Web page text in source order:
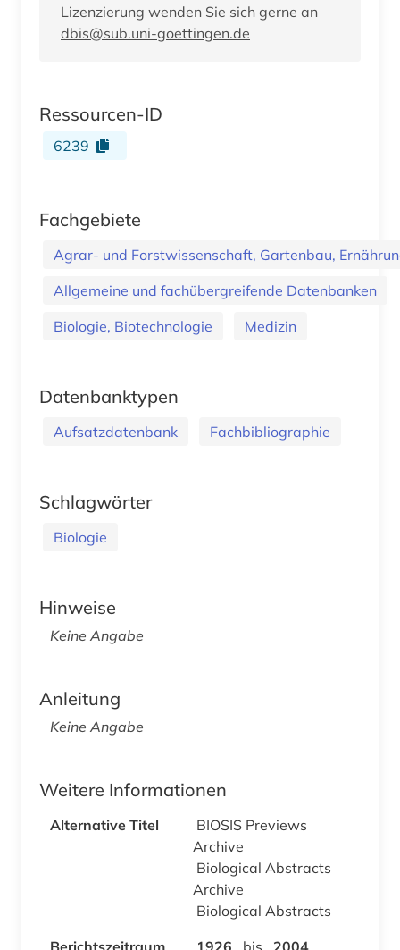
Lizenzierung wenden Sie sich gerne an
dbis@sub.uni-goettingen.de
Ressourcen-ID
6239
Fachgebiete
Agrar- und Forstwissenschaft, Gartenbau,
Allgemeine und fachübergreifende Datenbanken
Biologie, Biotechnologie
Medizin
Datenbanktypen
Aufsatzdatenbank Fachbibliographie
Schlagwörter
Biologie
Hinweise
Keine Angabe
Anleitung
Keine Angabe
Weitere Informationen
Alternative Titel
BIOSIS Previews
Archive
Biological Abstracts
Archive
Biological Abstracts
Berichtszeitraum
1926 bis 2004